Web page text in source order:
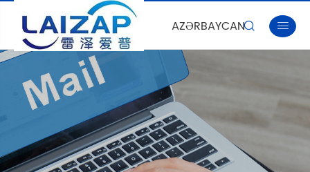
AZƏRBAYCAN 